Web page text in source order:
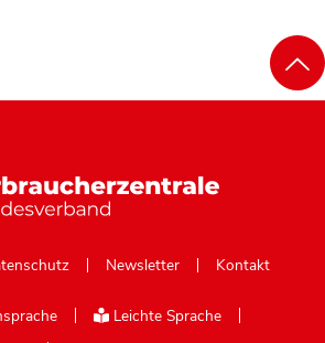
Newsletter Kontakt
Leichte Sprache